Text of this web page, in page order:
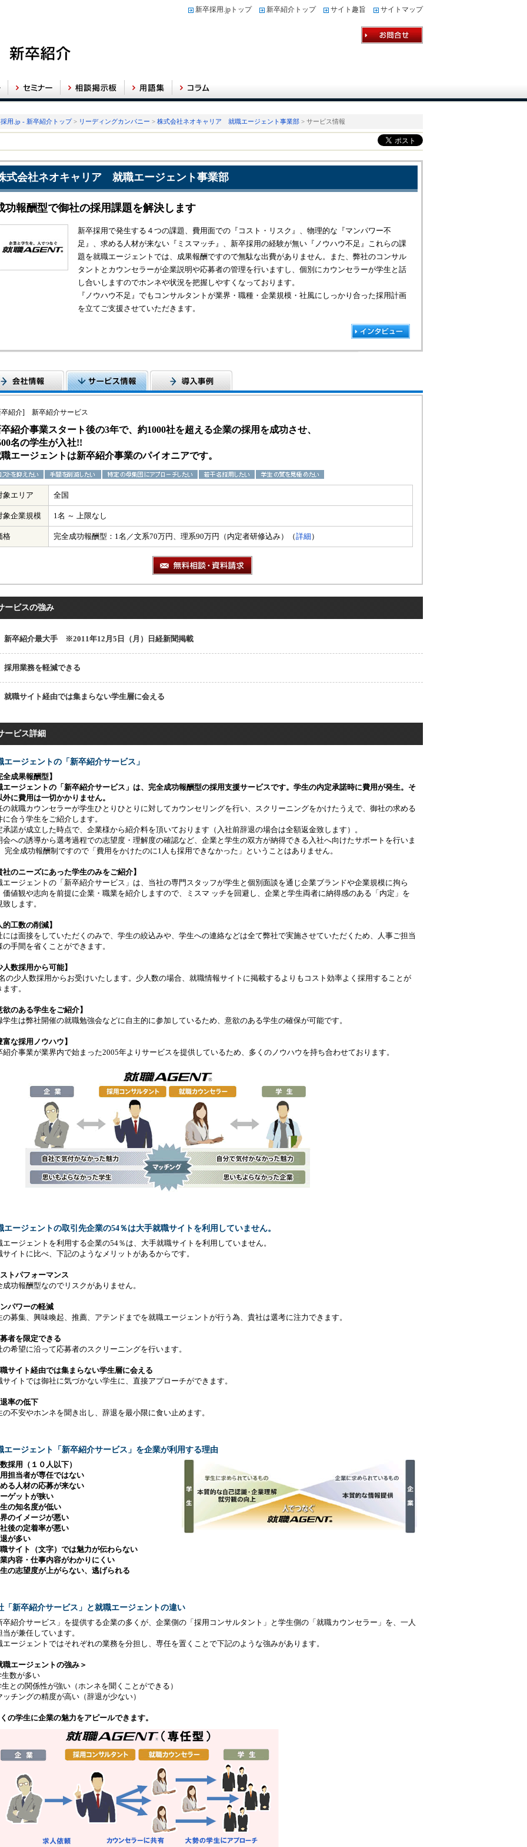
新卒採用.jpトップ 新卒紹介トップ サイト趣旨 サイトマップ
用.jp - 新卒紹介トップ> リーディングカンパニー > 株式会社ネオキャリア 就職エージェント事業部 > サービス情報
式会社ネオキャリア 就職エージェント事業部
功報酬型で御社の採用課題を解決します
新卒採用で発生する４つの課題、費用面での『コスト・リスク』、物理的な『マンパワー不
足』、求める人材が来ない『ミスマッチ』、新卒採用の経験が無い『ノウハウ不足』これらの課
題を就職エージェントでは、成果報酬ですので無駄な出費がありません。また、弊社のコンサル
タントとカウンセラーが企業説明や応募者の管理を行いますし、個別にカウンセラーが学生と話
し合いしますのでホンネや状況を把握しやすくなっております。
『ノウハウ不足』でもコンサルタントが業界・職種・企業規模・社風にしっかり合った採用計画
を立てご支援させていただきます。
卒紹介] 新卒紹介サービス
紹介事業スタート後の3年で、約1000社を超える企業の採用を成功させ、
名の学生が入社!!
エージェントは新卒紹介事業のパイオニアです。
象エリア 全国
象企業規模 1名 ～ 上限なし
格 完全成功報酬型：1名／文系70万円、理系90万円（内定者研修込み）（詳細 ）
ービスの強み
新卒紹介最大手 ※2011年12月5日（月）日経新聞掲載
採用業務を軽減できる
就職サイト経由では集まらない学生層に会える
ービス詳細
エージェントの「新卒紹介サービス」
全成果報酬型】
エージェントの「新卒紹介サービス」は、完全成功報酬型の採用支援サービスです。学生の内定承諾時に費用が発生。そ
外に費用は一切かかりません。
の就職カウンセラーが学生ひとりひとりに対してカウンセリングを行い、スクリーニングをかけたうえで、御社の求める
に合う学生をご紹介します。
承諾が成立した時点で、企業様から紹介料を頂いております（入社前辞退の場合は全額返金致します）。
会への誘導から選考過程での志望度・理解度の確認など、企業と学生の双方が納得できる入社へ向けたサポートを行いま
完全成功報酬制ですので「費用をかけたのに1人も採用できなかった」ということはありません。
社のニーズにあった学生のみをご紹介】
エージェントの「新卒紹介サービス」は、当社の専門スタッフが学生と個別面談を通じ企業ブランドや企業規模に拘ら
価値観や志向を前提に企業・職業を紹介しますので、ミスマ ッチを回避し、企業と学生両者に納得感のある「内定」を
致します。
的工数の削減】
には面接をしていただくのみで、学生の絞込みや、学生への連絡などは全て弊社で実施させていただくため、人事ご担当
の手間を省くことができます。
人数採用から可能】
の少人数採用からお受けいたします。少人数の場合、就職情報サイトに掲載するよりもコスト効率よく採用することが
す。
欲のある学生をご紹介】
学生は弊社開催の就職勉強会などに自主的に参加しているため、意欲のある学生の確保が可能です。
富な採用ノウハウ】
紹介事業が業界内で始まった2005年よりサービスを提供しているため、多くのノウハウを持ち合わせております。
エージェントの取引先企業の54％は大手就職サイトを利用していません。
エージェントを利用する企業の54％は、大手就職サイトを利用していません。
サイトに比べ、下記のようなメリットがあるからです。
トパフォーマンス
成功報酬型なのでリスクがありません。
パワーの軽減
の募集、興味喚起、推薦、アテンドまでを就職エージェントが行う為、貴社は選考に注力できます。
者を限定できる
の希望に沿って応募者のスクリーニングを行います。
サイト経由では集まらない学生層に会える
サイトでは御社に気づかない学生に、直接アプローチができます。
率の低下
の不安やホンネを聞き出し、辞退を最小限に食い止めます。
エージェント「新卒紹介サービス」を企業が利用する理由
採用（１０人以下）
担当者が専任ではない
る人材の応募が来ない
ゲットが狭い
の知名度が低い
のイメージが悪い
後の定着率が悪い
が多い
サイト（文字）では魅力が伝わらない
内容・仕事内容がわかりにくい
の志望度が上がらない、逃げられる
「新卒紹介サービス」と就職エージェントの違い
卒紹介サービス」を提供する企業の多くが、企業側の「採用コンサルタント」と学生側の「就職カウンセラー」を、一人
当が兼任しています。
エージェントではそれぞれの業務を分担し、専任を置くことで下記のような強みがあります。
職エージェントの強み＞
数が多い
との関係性が強い（ホンネを聞くことができる）
チングの精度が高い（辞退が少ない）
の学生に企業の魅力をアピールできます。